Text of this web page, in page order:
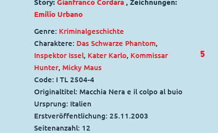
Story:Gianfranco Cordara , Zeichnungen:
Emilio Urbano
Genre: Kriminalgeschichte
Charaktere: Das Schwarze Phantom,
Inspektor Issel, Kater Karlo, Kommissar
Hunter, Micky Maus
Code: I TL 2504-4
Originaltitel: Macchia Nera e il colpo al buio
Ursprung: Italien
Erstveröffentlichung: 25.11.2003
Seitenanzahl: 12
5